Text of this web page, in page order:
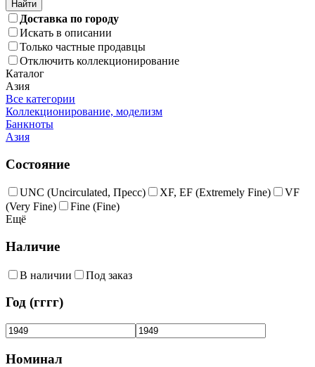
Доставка по городу
Искать в описании
Только частные продавцы
Отключить коллекционирование
Каталог
Азия
Все категории
Коллекционирование, моделизм
Банкноты
Азия
Состояние
UNC (Uncirculated, Пресс) XF, EF (Extremely Fine)
VF
(Very Fine)
Fine (Fine)
Ещё
Наличие
В наличии Под заказ
Год (гггг)
Номинал